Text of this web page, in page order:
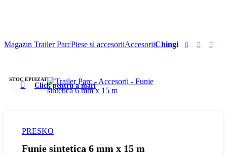
Magazin Trailer ParcPiese si accesoriiAccesoriiChingi
STOC EPUIZAT
Click pentru a mari
PRESKO
Funie sintetica 6 mm x 15 m